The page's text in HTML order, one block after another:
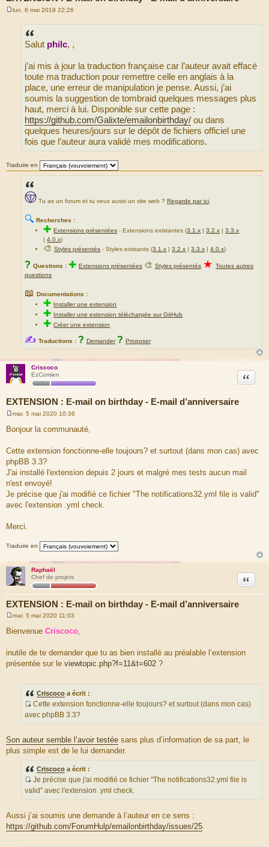
lun. 6 mai 2019 22:26
Salut philc, ,
j’ai mis à jour la traduction française car l’auteur avait effacé
toute ma traduction pour remettre celle en anglais à la
place, une erreur de manipulation je pense. Aussi, j’ai
soumis la suggestion de tombraid quelques messages plus
haut, merci à lui. Disponible sur cette page :
https://github.com/Galixte/emailonbirthday/ ou dans
quelques heures/jours sur le dépôt de fichiers officiel une
fois que l’auteur aura validé mes modifications.
Traduire en
Tu as un forum et tu veux aussi un site web ? Regarde par ici.
🔍 Recherches :
✚Extensions présentées - Extensions existantes (3.1.x |3.2.x |3.3.x
|4.0.x)
🎨Styles présentés - Styles existants (3.1.x |3.2.x |3.3.x |4.0.x)
? Questions : ✚ Extensions présentées 🎨 Styles présentés ★ Toutes autres
questions
📖 Documentations :
✚ Installer une extension
✚ Installer une extension téléchargée sur GitHub
✚Créer une extension
✍ Traductions : ? Demander ? Proposer
Criscoco
EzComien
EXTENSION : E-mail on birthday - E-mail d’anniversaire
Citation
s
g
e
mar. 5 mai 2020 10:36
Bonjour la communauté,
Cette extension fonctionne-elle toujours? et surtout (dans mon cas) avec
phpBB 3.3?
J'ai installé l'extension depuis 2 jours et malgré mes tests aucun mail
n'est envoyé!
Je précise que j'ai modifié ce fichier "The notifications32.yml file is valid"
avec l'extension .yml check.
Merci.
Traduire en
Raphaël
Chef de projets
EXTENSION : E-mail on birthday - E-mail d’anniversaire
Citation
e
s
a
g
e
mar. 5 mai 2020 11:03
Bienvenue Criscoco,
inutile de te demander que tu as bien installé au préalable l’extension
présentée sur le viewtopic.php?f=11&t=602 ?
Criscoco a écrit :
S
r
c
e
d
u
s
s
Cette extension fonctionne-elle toujours? et surtout (dans mon cas)
avec phpBB 3.3?
Son auteur semble l’avoir testée sans plus d’information de sa part, le
plus simple est de le lui demander.
Criscoco a écrit :
S
r
c
Je précise que j'ai modifié ce fichier "The notifications32.yml file is
valid" avec l'extension .yml check.
Aussi j’ai soumis une demande à l’auteur en ce sens :
https://github.com/ForumHulp/emailonbirthday/issues/25